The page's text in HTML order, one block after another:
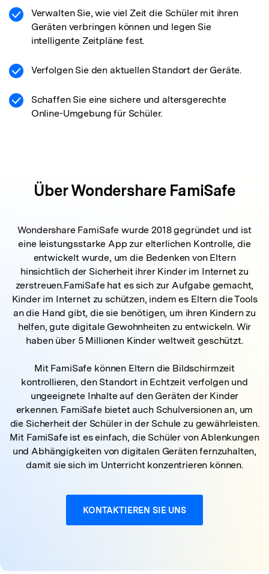
Verwalten Sie, wie viel Zeit die Schüler mit ihren
Geräten verbringen können und legen Sie
intelligente Zeitpläne fest.
Verfolgen Sie den aktuellen Standort der Geräte.
Schaffen Sie eine sichere und altersgerechte
Online-Umgebung für Schüler.
ÜberWondershare FamiSafe
Wondershare FamiSafe wurde 2018 gegründet und ist
eine leistungsstarke App zur elterlichen Kontrolle, die
entwickelt wurde, um die Bedenken von Eltern
hinsichtlich der Sicherheit ihrer Kinder im Internet zu
zerstreuen.FamiSafe hat es sich zur Aufgabe gemacht,
Kinder im Internet zu schützen, indem es Eltern die Tools
an die Hand gibt, die sie benötigen, um ihren Kindern zu
helfen, gute digitale Gewohnheiten zu entwickeln. Wir
haben über 5 Millionen Kinder weltweit geschützt.
Mit FamiSafe können Eltern die Bildschirmzeit
kontrollieren, den Standort in Echtzeit verfolgen und
ungeeignete Inhalte auf den Geräten der Kinder
erkennen. FamiSafe bietet auch Schulversionen an, um
die Sicherheit der Schüler in der Schule zu gewährleisten.
Mit FamiSafe ist es einfach, die Schüler von Ablenkungen
und Abhängigkeiten von digitalen Geräten fernzuhalten,
damit sie sich im Unterricht konzentrieren können.
KONTAKTIEREN SIE UNS